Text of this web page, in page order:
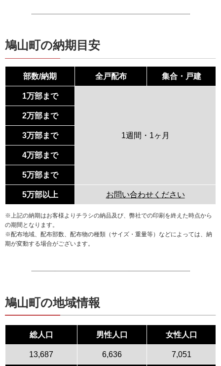
鳩山町の納期目安
部数/納期 全戸配布 集合・戸建
1万部まで
1週間・1ヶ月
2万部まで
3万部まで
4万部まで
5万部まで
5万部以上 お問い合わせください
※上記の納期はお客様よりチラシの納品及び、弊社での印刷を終えた時点から
の期間となります。
※配布地域、配布部数、配布物の種類（サイズ・重量等）などによっては、納
期が変動する場合がございます。
鳩山町の地域情報
総人口 男性人口 女性人口
13,687 6,636 7,051